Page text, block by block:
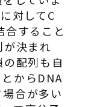
対してC
合すること
決まれ
配列も自
からDNA
合が多い